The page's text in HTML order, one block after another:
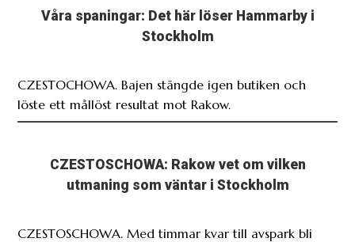
Våra spaningar: Det här löser Hammarby i
Stockholm
CZESTOCHOWA. Bajen stängde igen butiken och
löste ett mållöst resultat mot Rakow.
CZESTOSCHOWA: Rakow vet om vilken
utmaning som väntar i Stockholm
CZESTOSCHOWA. Med timmar kvar till avspark bli